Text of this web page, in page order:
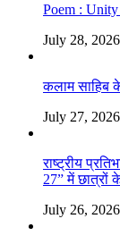
Poem :
July 28, 2026
कलाम साहिब
July 27, 2026
राष्ट्रीय
27” में
July 26, 2026